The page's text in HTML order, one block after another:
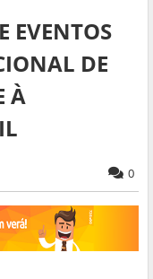
EVENTOS
DE
À
0